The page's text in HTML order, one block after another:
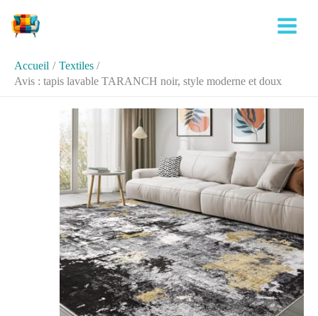
Accueil
Textiles
Avis : tapis lavable TARANCH noir, style moderne et doux